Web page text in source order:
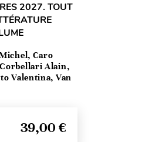
2027. TOUT
Caro
Alain,
Valentina, Van
39,00 €